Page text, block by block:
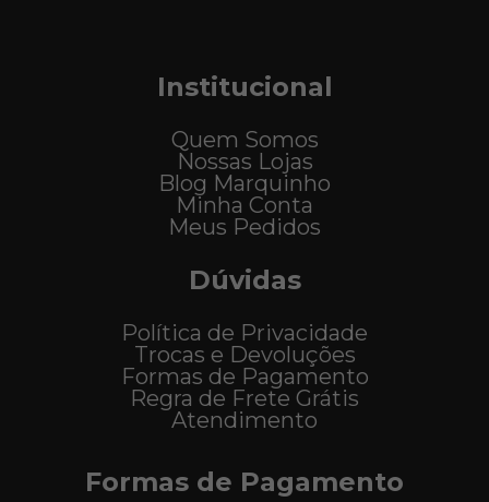
Institucional
Quem Somos
Nossas Lojas
Blog Marquinho
Minha Conta
Meus Pedidos
Dúvidas
Política de Privacidade
Trocas e Devoluções
Formas de Pagamento
Regra de Frete Grátis
Atendimento
Formas de Pagamento